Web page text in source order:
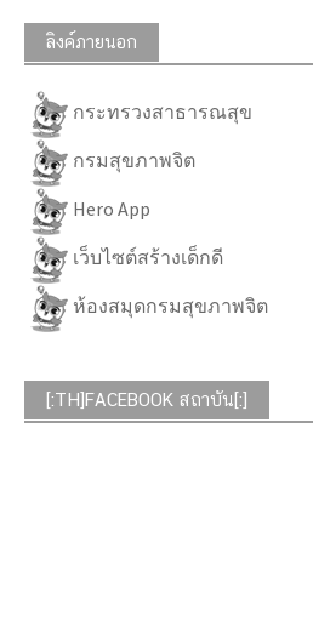
ลิงค์ภายนอก
กระทรวงสาธารณสุข
กรมสุขภาพจิต
Hero App
เว็บไซต์สร้างเด็กดี
ห้องสมุดกรมสุขภาพจิต
[:TH]FACEBOOK สถาบัน[:]